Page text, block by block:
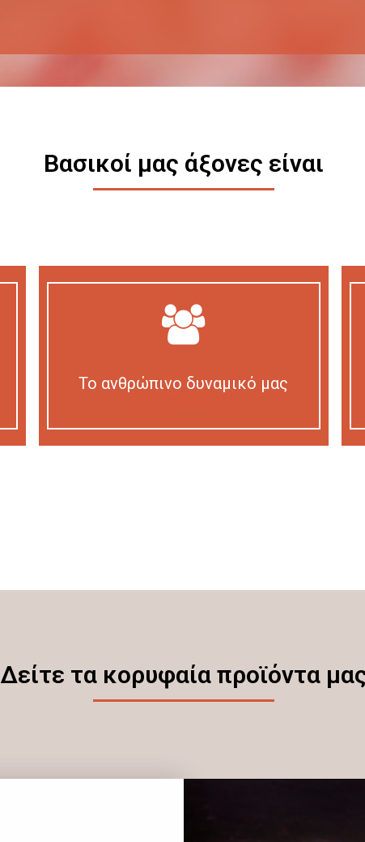
Βασικοί μας άξονες είναι
Το ανθρώπινο δυναμικό μας
Δείτε τα κορυφαία προϊόντα